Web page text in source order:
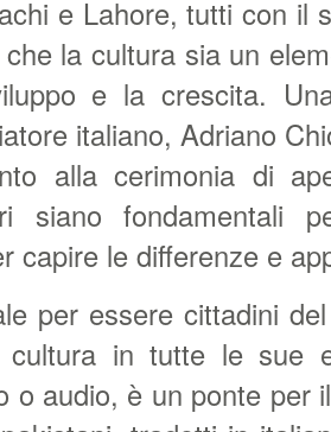
e Lahore, tutti con il
la cultura sia un
e la crescita.
italiano, Adriano
alla cerimonia di
siano fondamentali
capire le differenze e
per essere cittadini
cultura in tutte le sue
o audio, è un ponte per